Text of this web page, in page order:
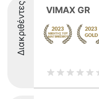
Διακριθέντες VIMAX GR